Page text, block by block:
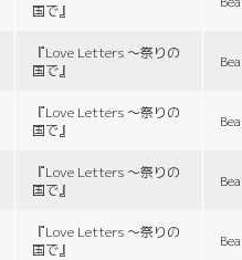
国で』
『Love Letters 〜祭りの
国で』
『Love Letters 〜祭りの
国で』
『Love Letters 〜祭りの
国で』
『Love Letters 〜祭りの
国で』